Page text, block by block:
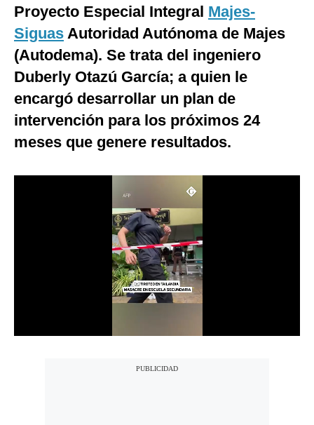
Tecnología
Club del Suscriptor
Mix
G de Gestión
Notas Contratadas
Somos?
Proyecto Especial Integral Majes-
Siguas Autoridad Autónoma de Majes
(Autodema). Se trata del ingeniero
Duberly Otazú García; a quien le
encargó desarrollar un plan de
intervención para los próximos 24
meses que genere resultados.